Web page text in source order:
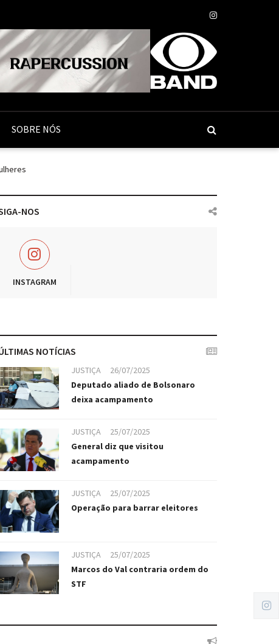
SOBRE NÓS
NOS
INSTAGRAM
NOTÍCIAS
JUSTIÇA
26/07/2025
Deputado aliado de Bolsonaro
deixa acampamento
JUSTIÇA
25/07/2025
General diz que visitou
acampamento
JUSTIÇA
25/07/2025
Operação para barrar eleitores
JUSTIÇA
25/07/2025
Marcos do Val contraria ordem do
STF